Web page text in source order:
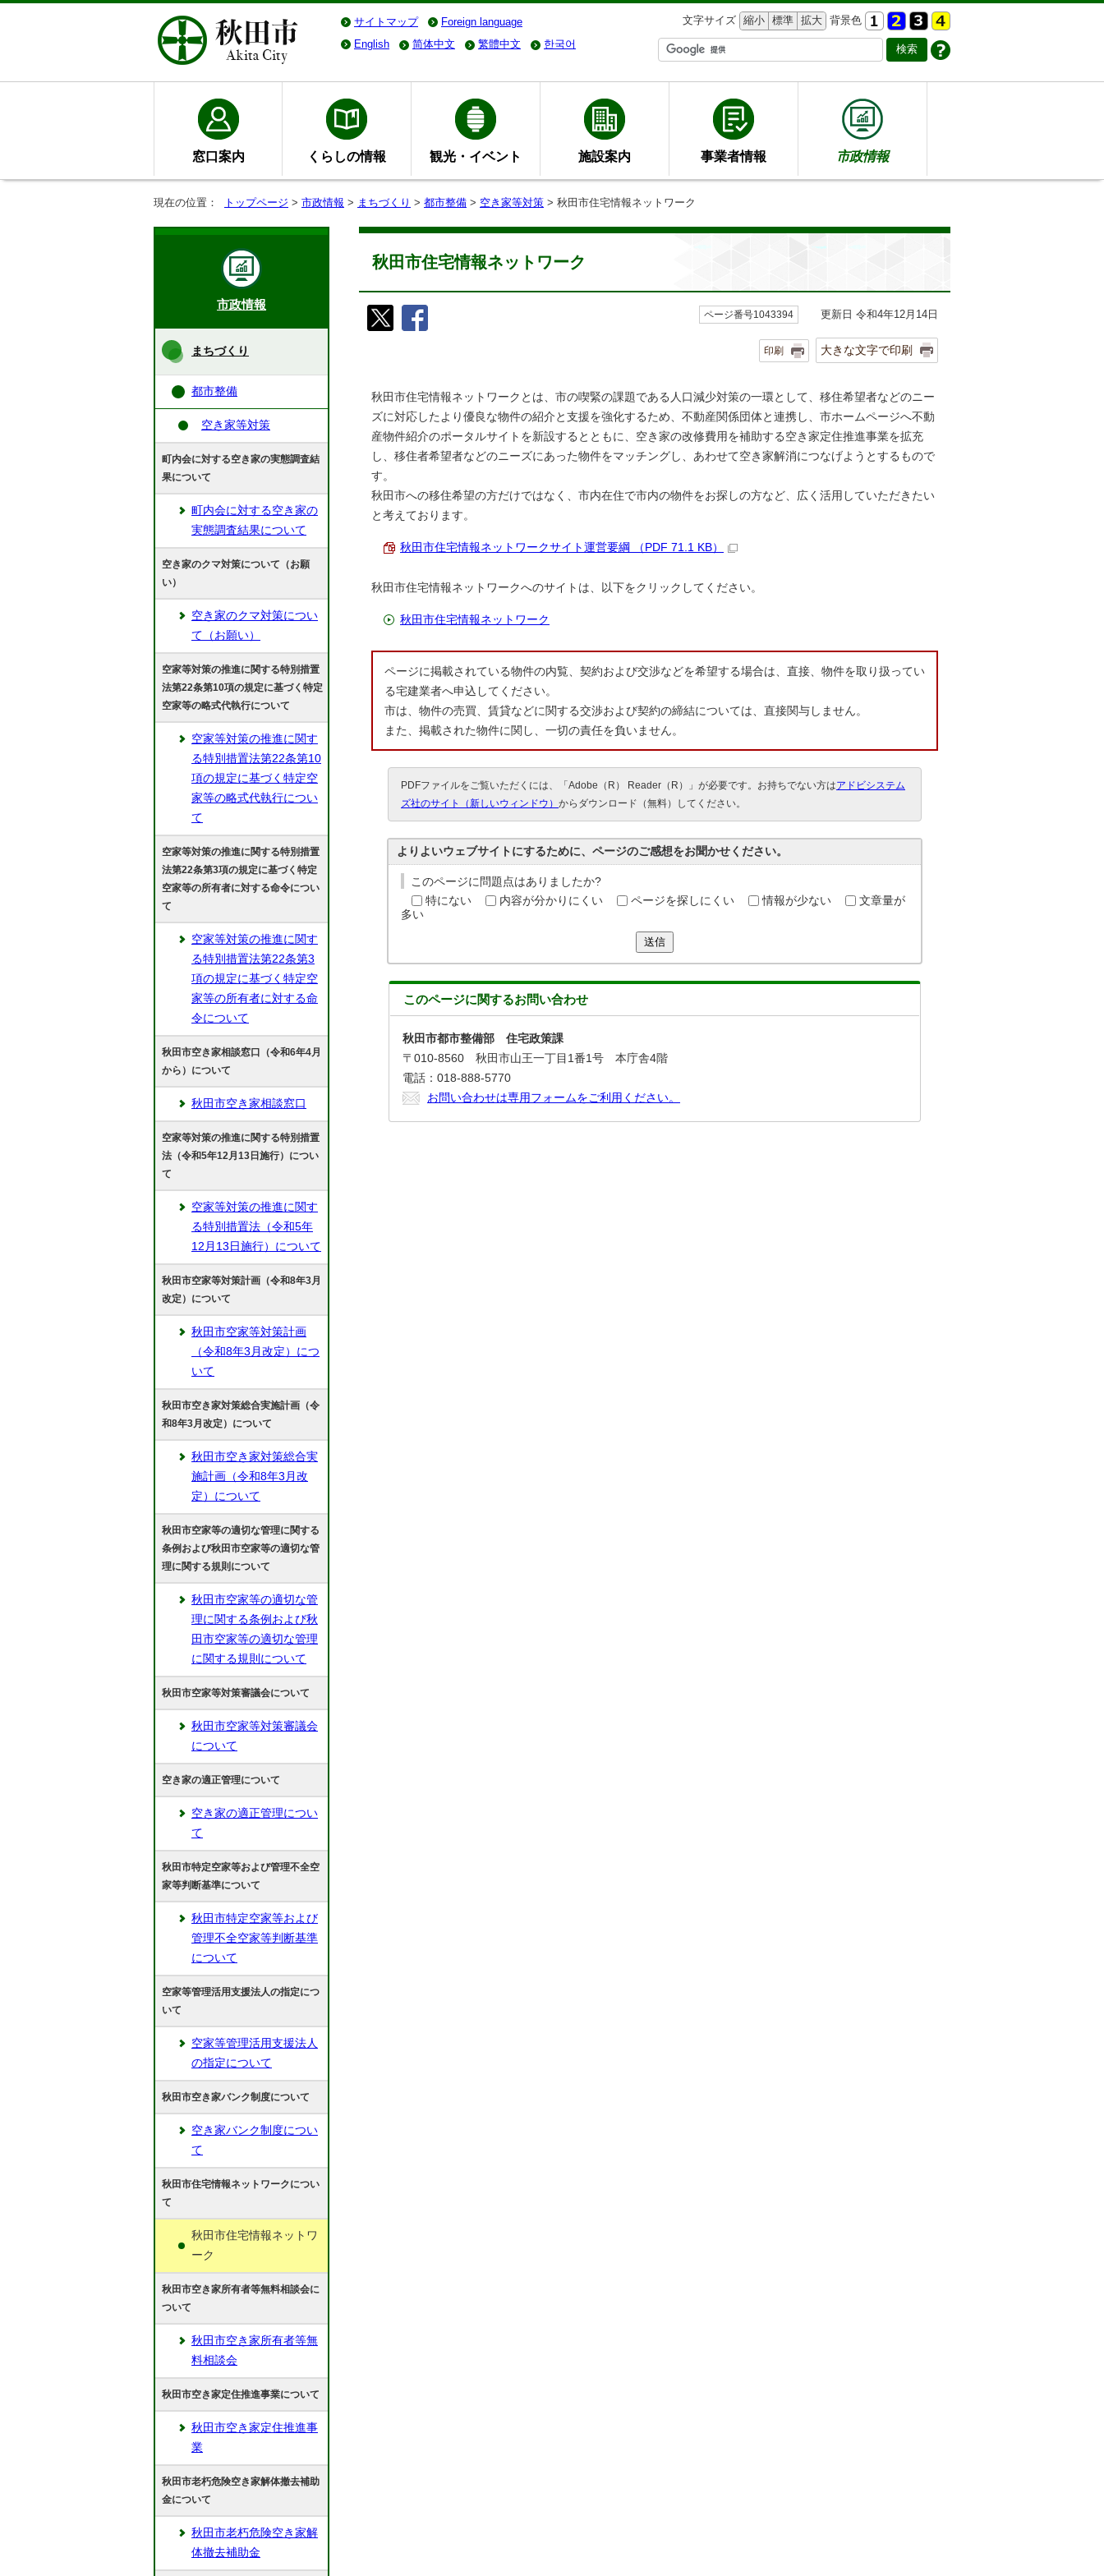
サイトマップ Foreign language 文字サイズ 縮小 標準 拡大 背景色
English
简体中文 繁體中文 한국어
窓口案内 くらしの情報 観光・イベント 施設案内 事業者情報 市政情報
現在の位置： トップページ > 市政情報 > まちづくり > 都市整備 > 空き家等対策 > 秋田市住宅情報ネットワーク
秋田市住宅情報ネットワーク
ページ番号1043394 更新日 令和4年12月14日
印刷 大きな文字で印刷
秋田市住宅情報ネットワークとは、市の喫緊の課題である人口減少対策の一環として、移住希望者などのニー
ズに対応したより優良な物件の紹介と支援を強化するため、不動産関係団体と連携し、市ホームページへ不動
産物件紹介のポータルサイトを新設するとともに、空き家の改修費用を補助する空き家定住推進事業を拡充
し、移住者希望者などのニーズにあった物件をマッチングし、あわせて空き家解消につなげようとするもので
す。
秋田市への移住希望の方だけではなく、市内在住で市内の物件をお探しの方など、広く活用していただきたい
と考えております。
秋田市住宅情報ネットワークサイト運営要綱 （PDF 71.1 KB）
秋田市住宅情報ネットワークへのサイトは、以下をクリックしてください。
秋田市住宅情報ネットワーク
ページに掲載されている物件の内覧、契約および交渉などを希望する場合は、直接、物件を取り扱ってい
る宅建業者へ申込してください。
市は、物件の売買、賃貸などに関する交渉および契約の締結については、直接関与しません。
また、掲載された物件に関し、一切の責任を負いません。
PDFファイルをご覧いただくには、「Adobe（R） Reader（R）」が必要です。お持ちでない方はアドビシステム
ズ社のサイト（新しいウィンドウ） からダウンロード（無料）してください。
よりよいウェブサイトにするために、ページのご感想をお聞かせください。
このページに問題点はありましたか?
特にない
内容が分かりにくい ページを探しにくい 情報が少ない
文章量が
多い
送信
このページに関するお問い合わせ
秋田市都市整備部 住宅政策課
〒010-8560 秋田市山王一丁目1番1号 本庁舎4階
電話：018-888-5770
お問い合わせは専用フォームをご利用ください。
市政情報
まちづくり
都市整備
空き家等対策
町内会に対する空き家の実態調査結
果について
町内会に対する空き家の
実態調査結果について
空き家のクマ対策について（お願
い）
空き家のクマ対策につい
て（お願い）
空家等対策の推進に関する特別措置
法第22条第10項の規定に基づく特定
空家等の略式代執行について
空家等対策の推進に関す
る特別措置法第22条第10
項の規定に基づく特定空
家等の略式代執行につい
て
空家等対策の推進に関する特別措置
法第22条第3項の規定に基づく特定
空家等の所有者に対する命令につい
て
空家等対策の推進に関す
る特別措置法第22条第3
項の規定に基づく特定空
家等の所有者に対する命
令について
秋田市空き家相談窓口（令和6年4月
から）について
秋田市空き家相談窓口
空家等対策の推進に関する特別措置
法（令和5年12月13日施行）につい
て
空家等対策の推進に関す
る特別措置法（令和5年
12月13日施行）について
秋田市空家等対策計画（令和8年3月
改定）について
秋田市空家等対策計画
（令和8年3月改定）につ
いて
秋田市空き家対策総合実施計画（令
和8年3月改定）について
秋田市空き家対策総合実
施計画（令和8年3月改
定）について
秋田市空家等の適切な管理に関する
条例および秋田市空家等の適切な管
理に関する規則について
秋田市空家等の適切な管
理に関する条例および秋
田市空家等の適切な管理
に関する規則について
秋田市空家等対策審議会について
秋田市空家等対策審議会
について
空き家の適正管理について
空き家の適正管理につい
て
秋田市特定空家等および管理不全空
家等判断基準について
秋田市特定空家等および
管理不全空家等判断基準
について
空家等管理活用支援法人の指定につ
いて
空家等管理活用支援法人
の指定について
秋田市空き家バンク制度について
空き家バンク制度につい
て
秋田市住宅情報ネットワークについ
て
秋田市住宅情報ネットワ
ーク
秋田市空き家所有者等無料相談会に
ついて
秋田市空き家所有者等無
料相談会
秋田市空き家定住推進事業について
秋田市空き家定住推進事
業
秋田市老朽危険空き家解体撤去補助
金について
秋田市老朽危険空き家解
体撤去補助金